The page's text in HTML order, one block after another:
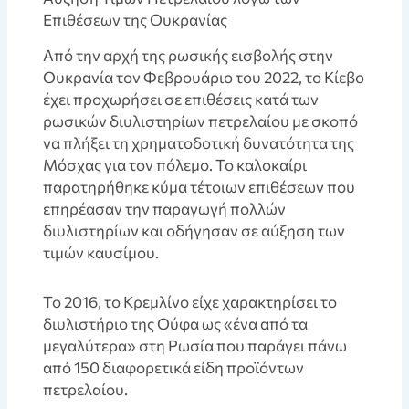
Επιθέσεων της Ουκρανίας
Από την αρχή της ρωσικής εισβολής στην
Ουκρανία τον Φεβρουάριο του 2022, το Κίεβο
έχει προχωρήσει σε επιθέσεις κατά των
ρωσικών διυλιστηρίων πετρελαίου με σκοπό
να πλήξει τη χρηματοδοτική δυνατότητα της
Μόσχας για τον πόλεμο. Το καλοκαίρι
παρατηρήθηκε κύμα τέτοιων επιθέσεων που
επηρέασαν την παραγωγή πολλών
διυλιστηρίων και οδήγησαν σε αύξηση των
τιμών καυσίμου.
Το 2016, το Κρεμλίνο είχε χαρακτηρίσει το
διυλιστήριο της Ούφα ως «ένα από τα
μεγαλύτερα» στη Ρωσία που παράγει πάνω
από 150 διαφορετικά είδη προϊόντων
πετρελαίου.